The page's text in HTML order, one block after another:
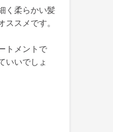
く柔らかい髪
スメです。
トメントで
いいでしょ